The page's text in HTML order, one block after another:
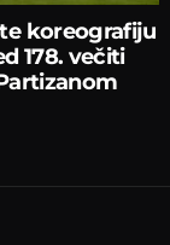
koreografiju
178. večiti